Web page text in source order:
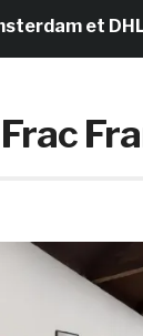
et DHL
Frac